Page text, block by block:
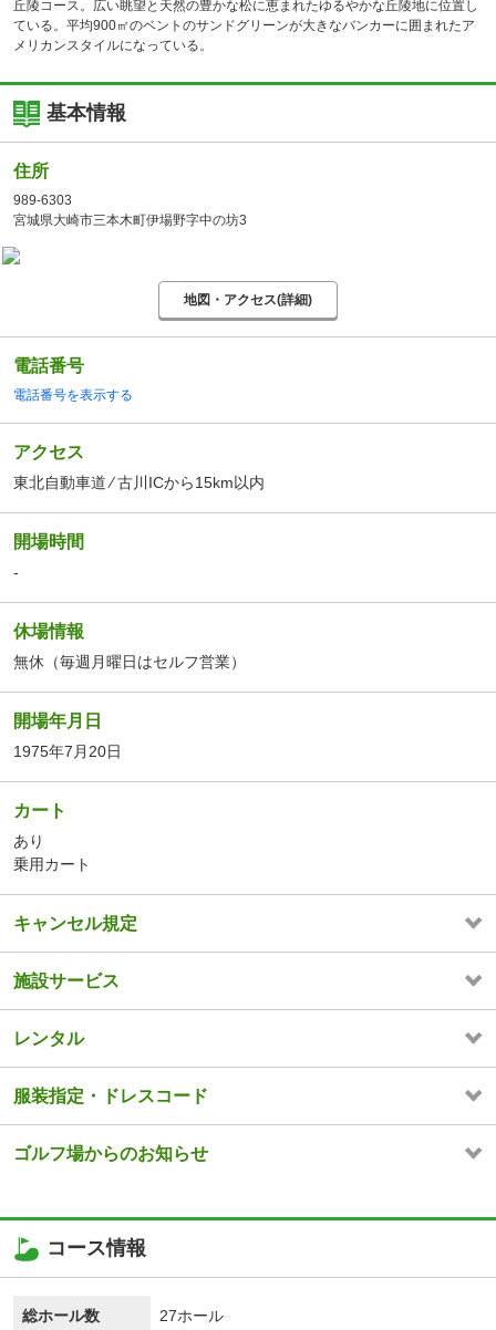
丘陵コース。広い眺望と天然の豊かな松に恵まれたゆるやかな丘陵地に位置し
ている。平均900㎡のベントのサンドグリーンが大きなバンカーに囲まれたア
メリカンスタイルになっている。
基本情報
住所
989-6303
宮城県大崎市三本木町伊場野字中の坊3
地図・アクセス(詳細)
電話番号
電話番号を表示する
アクセス
東北自動車道 ⁄ 古川ICから15km以内
開場時間
-
休場情報
無休（毎週月曜日はセルフ営業）
開場年月日
1975年7月20日
カート
あり
乗用カート
キャンセル規定
施設サービス
レンタル
服装指定・ドレスコード
ゴルフ場からのお知らせ
コース情報
総ホール数 27ホール